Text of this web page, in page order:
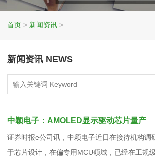
首页 > 新闻资讯 >
新闻资讯 NEWS
中颖电子：AMOLED显示驱动芯片量产
证券时报e公司讯，中颖电子近日在接待机构调
于芯片设计，在偏专用MCU领域，已经在工规级